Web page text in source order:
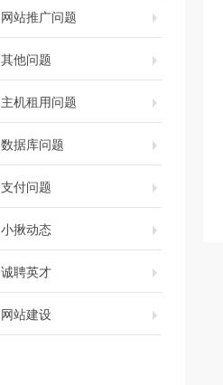
网站推广问题
其他问题
主机租用问题
数据库问题
支付问题
小揪动态
诚聘英才
网站建设